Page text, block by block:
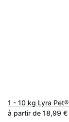
1 - 10 kg Lyra
à partir de 18,99 €